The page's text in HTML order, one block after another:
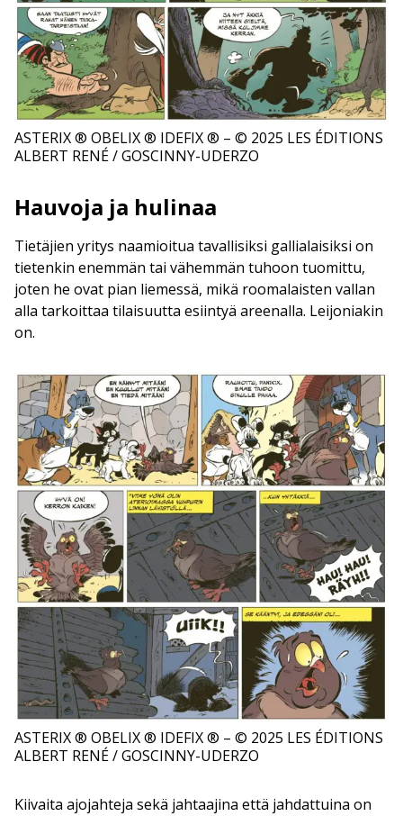
ASTERIX ® OBELIX ® IDEFIX ® – © 2025 LES ÉDITIONS
ALBERT RENÉ / GOSCINNY-UDERZO
Hauvoja ja hulinaa
Tietäjien yritys naamioitua tavallisiksi gallialaisiksi on
tietenkin enemmän tai vähemmän tuhoon tuomittu,
joten he ovat pian liemessä, mikä roomalaisten vallan
alla tarkoittaa tilaisuutta esiintyä areenalla. Leijoniakin
on.
ASTERIX ® OBELIX ® IDEFIX ® – © 2025 LES ÉDITIONS
ALBERT RENÉ / GOSCINNY-UDERZO
Kiivaita ajojahteja sekä jahtaajina että jahdattuina on